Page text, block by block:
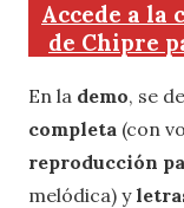
Accede a la
de Chipre
En la demo, se
completa (con
reproducción
melódica) y